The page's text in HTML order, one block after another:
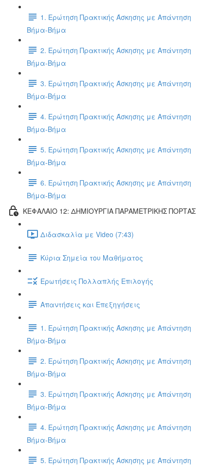
1. Ερώτηση Πρακτικής Άσκησης με Απάντηση
Βήμα-Βήμα
2. Ερώτηση Πρακτικής Άσκησης με Απάντηση
Βήμα-Βήμα
3. Ερώτηση Πρακτικής Άσκησης με Απάντηση
Βήμα-Βήμα
4. Ερώτηση Πρακτικής Άσκησης με Απάντηση
Βήμα-Βήμα
5. Ερώτηση Πρακτικής Άσκησης με Απάντηση
Βήμα-Βήμα
6. Ερώτηση Πρακτικής Άσκησης με Απάντηση
Βήμα-Βήμα
ΚΕΦΑΛΑΙΟ 12: ΔΗΜΙΟΥΡΓΙΑ ΠΑΡΑΜΕΤΡΙΚΗΣ ΠΟΡΤΑΣ
Διδασκαλία με Video (7:43)
Κύρια Σημεία του Μαθήματος
Ερωτήσεις Πολλαπλής Επιλογής
Απαντήσεις και Επεξηγήσεις
1. Ερώτηση Πρακτικής Άσκησης με Απάντηση
Βήμα-Βήμα
2. Ερώτηση Πρακτικής Άσκησης με Απάντηση
Βήμα-Βήμα
3. Ερώτηση Πρακτικής Άσκησης με Απάντηση
Βήμα-Βήμα
4. Ερώτηση Πρακτικής Άσκησης με Απάντηση
Βήμα-Βήμα
5. Ερώτηση Πρακτικής Άσκησης με Απάντηση